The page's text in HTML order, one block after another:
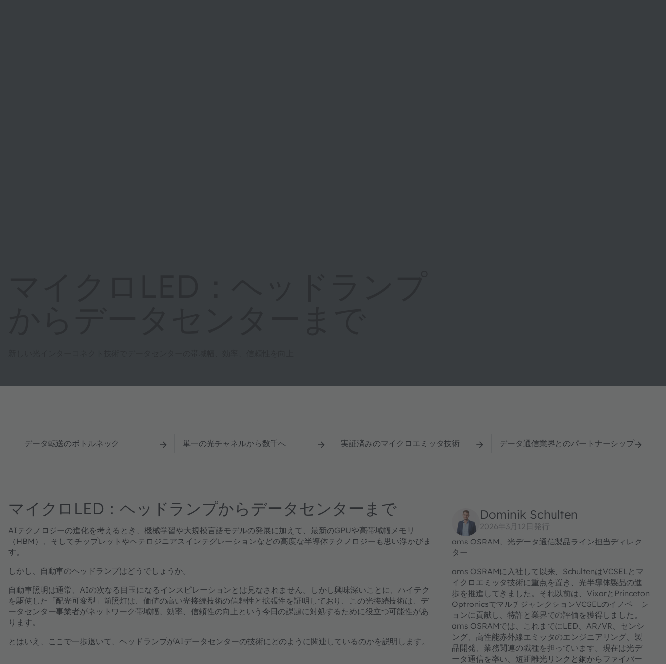
データ転送のボトルネック 単一の光チャネルから数千へ 実証済みのマイクロエミッタ技術 データ通信業界とのパートナーシップ
マイクロLED：ヘッドランプからデータセンターまで
AIテクノロジーの進化を考えるとき、機械学習や大規模言語モデルの発展に加えて、最新のGPUや高帯域幅メモリ
（HBM）、そしてチップレットやヘテロジニアスインテグレーションなどの高度な半導体テクノロジーも思い浮かびま
す。
しかし、自動車のヘッドランプはどうでしょうか。
自動車照明は通常、AIの次なる目玉になるインスピレーションとは見なされません。しかし興味深いことに、ハイテク
を駆使した「配光可変型」前照灯は、価値の高い光接続技術の信頼性と拡張性を証明しており、この光接続技術は、デ
ータセンター事業者がネットワーク帯域幅、効率、信頼性の向上という今日の課題に対処するために役立つ可能性があ
ります。
とはいえ、ここで一歩退いて、ヘッドランプがAIデータセンターの技術にどのように関連しているのかを説明します。
Dominik Schulten
2026年3月12日発行
ams OSRAM、光データ通信製品ライン担当ディレク
ター
ams OSRAMに入社して以来、SchultenはVCSELとマ
イクロエミッタ技術に重点を置き、光半導体製品の進
歩を推進してきました。それ以前は、VixarとPrinceton
OptronicsでマルチジャンクションVCSELのイノベーシ
ョンに貢献し、特許と業界での評価を獲得しました。
ams OSRAMでは、これまでにLED、AR/VR、センシ
ング、高性能赤外線エミッタのエンジニアリング、製
品開発、業務関連の職種を担っています。現在は光デ
ータ通信を率い、短距離光リンクと銅からファイバー